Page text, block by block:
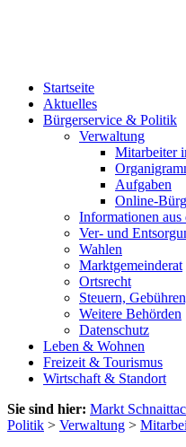
Startseite
Aktuelles
Bürgerservice & Politik
Verwaltung
Mitarbeiter
Aufgaben
Online-
Informationen aus
Ver- und
Wahlen
Marktgemeinderat
Ortsrecht
Steuern,
Weitere Behörden
Datenschutz
Leben & Wohnen
Freizeit & Tourismus
Wirtschaft & Standort
Sie sind hier: Markt
Politik > Verwaltung >